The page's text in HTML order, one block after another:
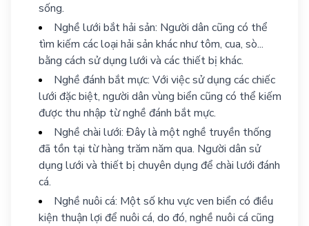
sống.
Nghề lưới bắt hải sản: Người dân cũng có thể
tìm kiếm các loại hải sản khác như tôm, cua, sò...
bằng cách sử dụng lưới và các thiết bị khác.
Nghề đánh bắt mực: Với việc sử dụng các chiếc
lưới đặc biệt, người dân vùng biển cũng có thể kiếm
được thu nhập từ nghề đánh bắt mực.
Nghề chài lưới: Đây là một nghề truyền thống
đã tồn tại từ hàng trăm năm qua. Người dân sử
dụng lưới và thiết bị chuyên dụng để chài lưới đánh
cá.
Nghề nuôi cá: Một số khu vực ven biển có điều
kiện thuận lợi để nuôi cá, do đó, nghề nuôi cá cũng